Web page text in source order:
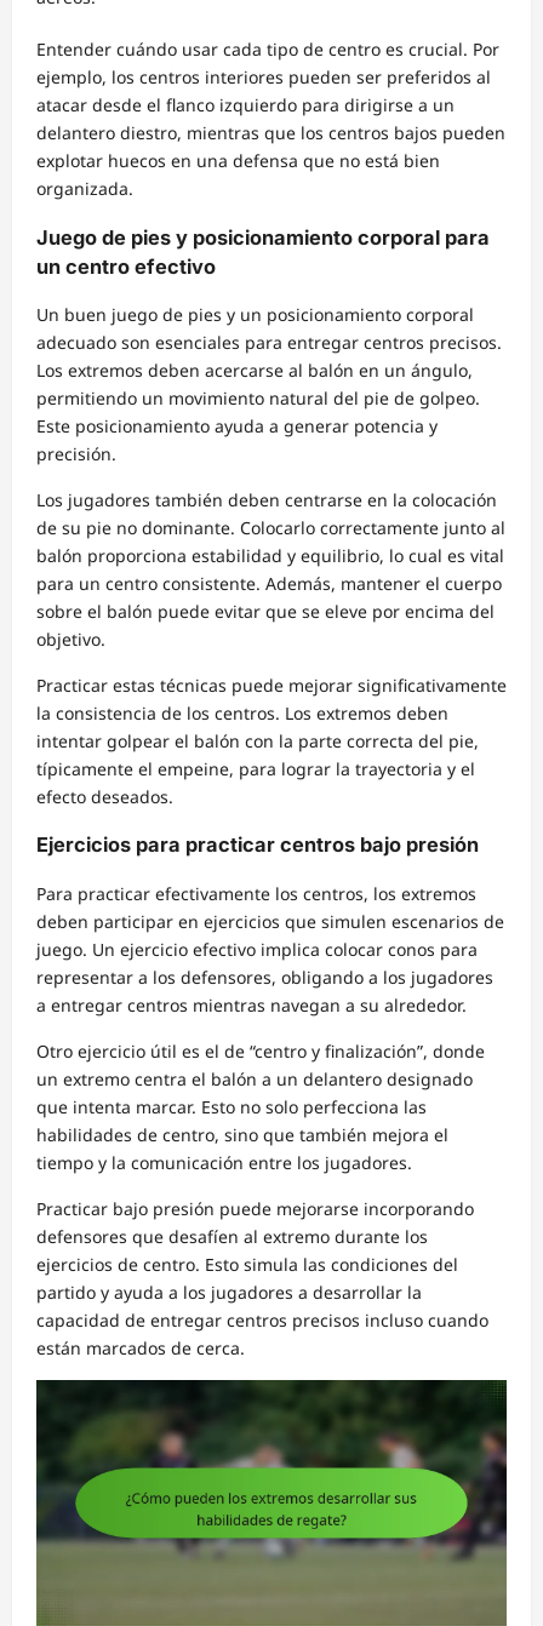
Entender cuándo usar cada tipo de centro es crucial. Por
ejemplo, los centros interiores pueden ser preferidos al
atacar desde el flanco izquierdo para dirigirse a un
delantero diestro, mientras que los centros bajos pueden
explotar huecos en una defensa que no está bien
organizada.
Juego de pies y posicionamiento corporal para
un centro efectivo
Un buen juego de pies y un posicionamiento corporal
adecuado son esenciales para entregar centros precisos.
Los extremos deben acercarse al balón en un ángulo,
permitiendo un movimiento natural del pie de golpeo.
Este posicionamiento ayuda a generar potencia y
precisión.
Los jugadores también deben centrarse en la colocación
de su pie no dominante. Colocarlo correctamente junto al
balón proporciona estabilidad y equilibrio, lo cual es vital
para un centro consistente. Además, mantener el cuerpo
sobre el balón puede evitar que se eleve por encima del
objetivo.
Practicar estas técnicas puede mejorar significativamente
la consistencia de los centros. Los extremos deben
intentar golpear el balón con la parte correcta del pie,
típicamente el empeine, para lograr la trayectoria y el
efecto deseados.
Ejercicios para practicar centros bajo presión
Para practicar efectivamente los centros, los extremos
deben participar en ejercicios que simulen escenarios de
juego. Un ejercicio efectivo implica colocar conos para
representar a los defensores, obligando a los jugadores
a entregar centros mientras navegan a su alrededor.
Otro ejercicio útil es el de “centro y finalización”, donde
un extremo centra el balón a un delantero designado
que intenta marcar. Esto no solo perfecciona las
habilidades de centro, sino que también mejora el
tiempo y la comunicación entre los jugadores.
Practicar bajo presión puede mejorarse incorporando
defensores que desafíen al extremo durante los
ejercicios de centro. Esto simula las condiciones del
partido y ayuda a los jugadores a desarrollar la
capacidad de entregar centros precisos incluso cuando
están marcados de cerca.